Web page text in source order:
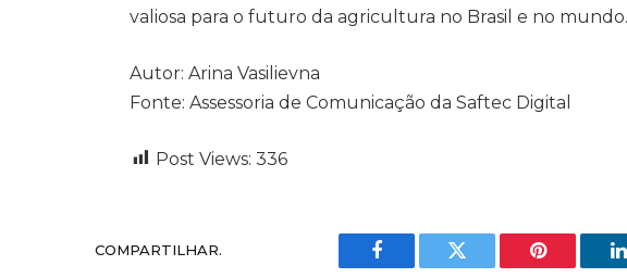
valiosa para o futuro da agricultura no Brasil e no mundo.
Autor: Arina Vasilievna
Fonte: Assessoria de Comunicação da Saftec Digital
Post Views: 336
COMPARTILHAR.
Facebook Twitter Pinterest